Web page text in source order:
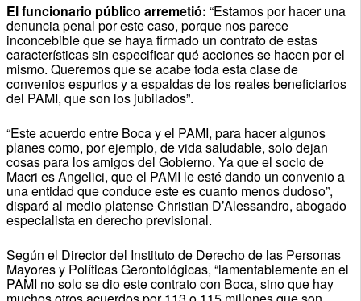
El funcionario público arremetió: “Estamos por hacer una
denuncia penal por este caso, porque nos parece
inconcebible que se haya firmado un contrato de estas
características sin especificar qué acciones se hacen por el
mismo. Queremos que se acabe toda esta clase de
convenios espurios y a espaldas de los reales beneficiarios
del PAMI, que son los jubilados”.
“Este acuerdo entre Boca y el PAMI, para hacer algunos
planes como, por ejemplo, de vida saludable, solo dejan
cosas para los amigos del Gobierno. Ya que el socio de
Macri es Angelici, que el PAMI le esté dando un convenio a
una entidad que conduce este es cuanto menos dudoso”,
disparó al medio platense Christian D’Alessandro, abogado
especialista en derecho previsional.
Según el Director del Instituto de Derecho de las Personas
Mayores y Políticas Gerontológicas, “lamentablemente en el
PAMI no solo se dio este contrato con Boca, sino que hay